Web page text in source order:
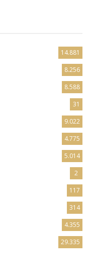
14.881
8.256
8.588
31
9.022
4.775
5.014
2
117
314
4.355
29.335